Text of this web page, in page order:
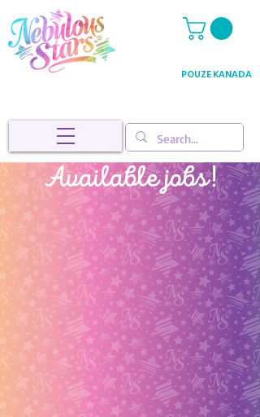
POUZE KANADA
Available jobs!